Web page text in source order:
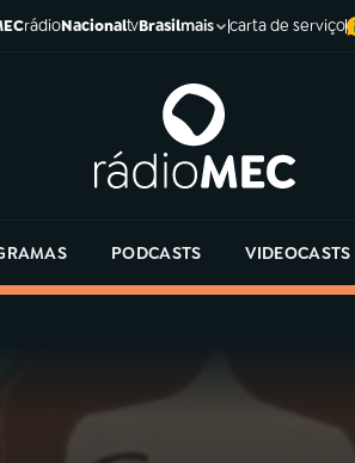
rádioNacionaltvBrasilmais carta de serviço
PODCASTS VIDEOCASTS